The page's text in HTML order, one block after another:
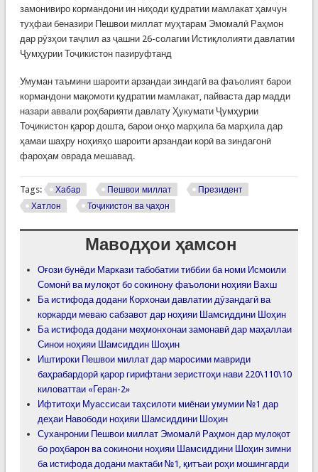
замонивиро кормандони ин ниҳоди қудратии мамлакат ҳамчун
туҳфаи беназири Пешвои миллат муҳтарам Эмомалӣ Раҳмон
дар рӯзҳои таҷлил аз ҷашни 26-солагии Истиқлолияти давлатии
Ҷумҳурии Тоҷикистон пазируфтанд
Умуман таъмини шароити арзандаи зиндагӣ ва фаъолият барои
кормандони мақомоти қудратии мамлакат, пайваста дар мадди
назари аввали роҳбарияти давлату Ҳукумати Ҷумҳурии
Тоҷикистон қарор дошта, барои онҳо марҳила ба марҳила дар
ҳамаи шаҳру ноҳияҳо шароити арзандаи корӣ ва зиндагонӣ
фароҳам оврада мешавад.
Tags: Хабар Пешвои миллат
Президент
Хатлон
Тоҷикистон ва ҷаҳон
Маводҳои ҳамсон
Оғози бунёди Маркази табобатии тиббии ба номи Исмоили
Сомонӣ ва мулоқот бо сокинону фаъолони ноҳияи Вахш
Ба истифода додани Корхонаи давлатии дӯзандагӣ ва
коркарди меваю сабзавот дар ноҳияи Шамсиддини Шоҳин
Ба истифода додани меҳмонхонаи замонавӣ дар маҳаллаи
Синои ноҳияи Шамсиддин Шоҳин
Иштироки Пешвои миллат дар маросими мавриди
баҳрабардорӣ қарор гирифтани зеристгоҳи нави 220\110\10
киловаттаи «Геран-2»
Ифтитоҳи Муассисаи таҳсилоти миёнаи умумии №1 дар
деҳаи Навободи ноҳияи Шамсиддини Шоҳин
Суханронии Пешвои миллат Эмомалӣ Раҳмон дар мулоқот
бо роҳбарон ва сокинони ноҳияи Шамсиддини Шоҳин зимни
ба истифода додани мактаби №1, қитъаи роҳи мошингарди